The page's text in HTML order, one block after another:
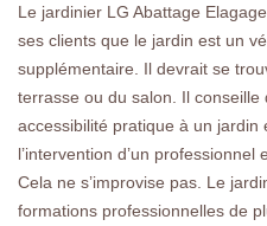
Le jardinier LG Abattage
ses clients que le jardin est un
supplémentaire. Il devrait se
terrasse ou du salon. Il conseille
accessibilité pratique à un
l’intervention d’un
Cela ne s’improvise pas. Le
formations professionnelles de